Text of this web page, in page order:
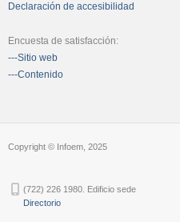
Declaración de accesibilidad
Encuesta de satisfacción:
---Sitio web
---Contenido
Copyright © Infoem, 2025
(722) 226 1980. Edificio sede
Directorio